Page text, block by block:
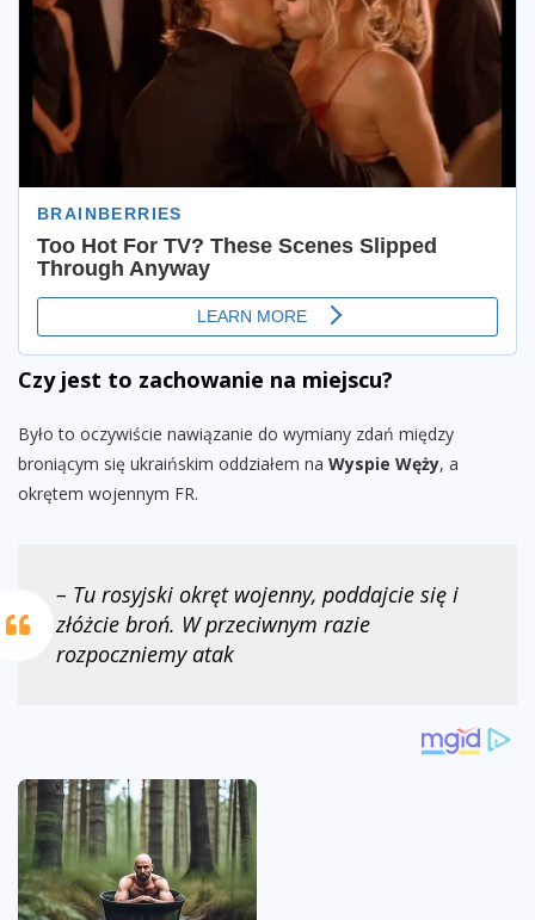
Czy jest to zachowanie na miejscu?
Było to oczywiście nawiązanie do wymiany zdań między
broniącym się ukraińskim oddziałem na Wyspie Węży, a
okrętem wojennym FR.
– Tu rosyjski okręt wojenny, poddajcie się i
złóżcie broń. W przeciwnym razie
rozpoczniemy atak